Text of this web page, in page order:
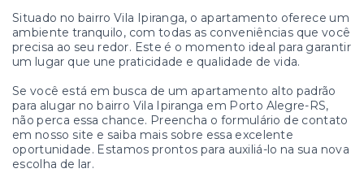
Situado no bairro Vila Ipiranga, o apartamento oferece um
ambiente tranquilo, com todas as conveniências que você
precisa ao seu redor. Este é o momento ideal para garantir
um lugar que une praticidade e qualidade de vida.
Se você está em busca de um apartamento alto padrão
para alugar no bairro Vila Ipiranga em Porto Alegre-RS,
não perca essa chance. Preencha o formulário de contato
em nosso site e saiba mais sobre essa excelente
oportunidade. Estamos prontos para auxiliá-lo na sua nova
escolha de lar.